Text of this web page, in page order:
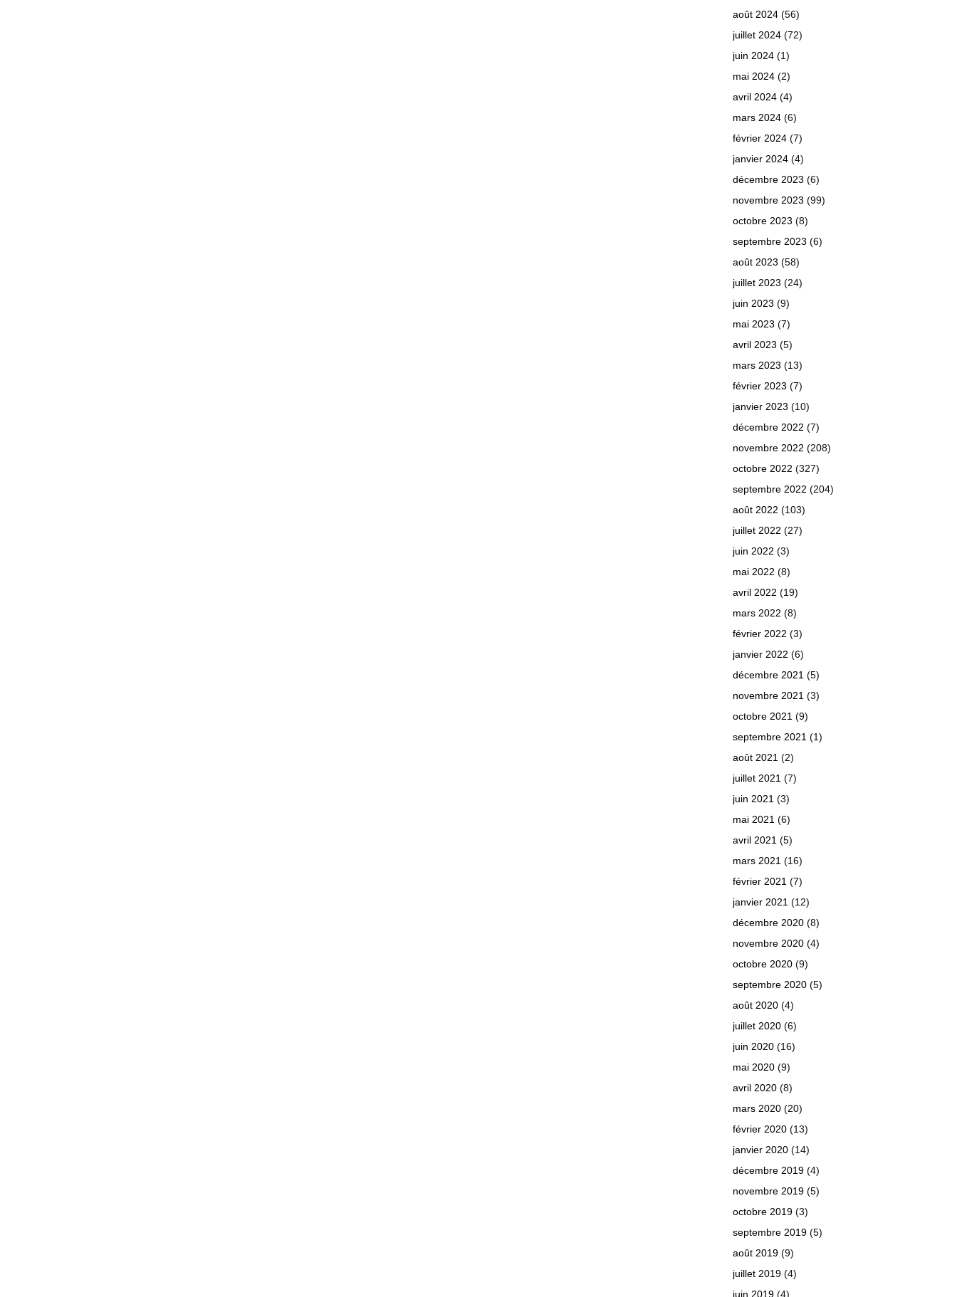
août 2024 (56)
juillet 2024 (72)
juin 2024 (1)
mai 2024 (2)
avril 2024 (4)
mars 2024 (6)
février 2024 (7)
janvier 2024 (4)
décembre 2023 (6)
novembre 2023 (99)
octobre 2023 (8)
septembre 2023 (6)
août 2023 (58)
juillet 2023 (24)
juin 2023 (9)
mai 2023 (7)
avril 2023 (5)
mars 2023 (13)
février 2023 (7)
janvier 2023 (10)
décembre 2022 (7)
novembre 2022 (208)
octobre 2022 (327)
septembre 2022 (204)
août 2022 (103)
juillet 2022 (27)
juin 2022 (3)
mai 2022 (8)
avril 2022 (19)
mars 2022 (8)
février 2022 (3)
janvier 2022 (6)
décembre 2021 (5)
novembre 2021 (3)
octobre 2021 (9)
septembre 2021 (1)
août 2021 (2)
juillet 2021 (7)
juin 2021 (3)
mai 2021 (6)
avril 2021 (5)
mars 2021 (16)
février 2021 (7)
janvier 2021 (12)
décembre 2020 (8)
novembre 2020 (4)
octobre 2020 (9)
septembre 2020 (5)
août 2020 (4)
juillet 2020 (6)
juin 2020 (16)
mai 2020 (9)
avril 2020 (8)
mars 2020 (20)
février 2020 (13)
janvier 2020 (14)
décembre 2019 (4)
novembre 2019 (5)
octobre 2019 (3)
septembre 2019 (5)
août 2019 (9)
juillet 2019 (4)
juin 2019 (4)